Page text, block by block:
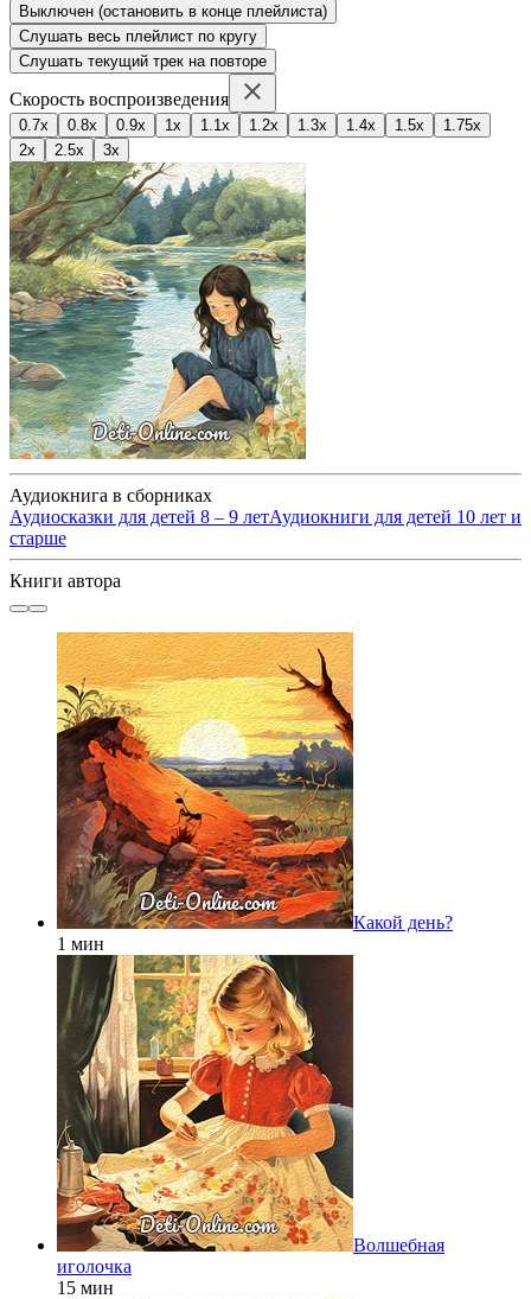
Выключен (остановить в конце плейлиста)
Слушать весь плейлист по кругу
Слушать текущий трек на повторе
Скорость воспроизведения
0.7x 0.8x 0.9x 1x 1.1x 1.2x 1.3x 1.4x 1.5x
1.75x
2x
2.5x 3x
Аудиокнига в сборниках
Аудиосказки для детей 8 – 9 летАудиокниги для детей 10 лет и
старше
Книги автора
Какой день?
1 мин
Волшебная
иголочка
15 мин